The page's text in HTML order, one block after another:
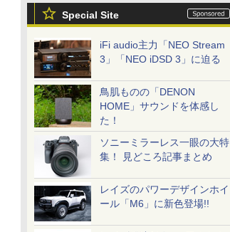
Special Site
iFi audio主力「NEO Stream
3」「NEO iDSD 3」に迫る
鳥肌ものの「DENON
HOME」サウンドを体感し
た！
ソニーミラーレス一眼の大特
集！ 見どころ記事まとめ
レイズのパワーデザインホイ
ール「M6」に新色登場!!